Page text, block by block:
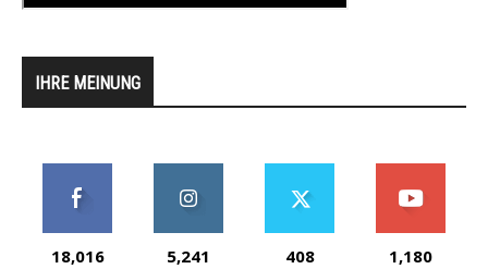
IHRE MEINUNG
18,016 5,241 408 1,180